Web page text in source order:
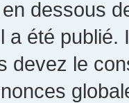
dessous
a été
devez le